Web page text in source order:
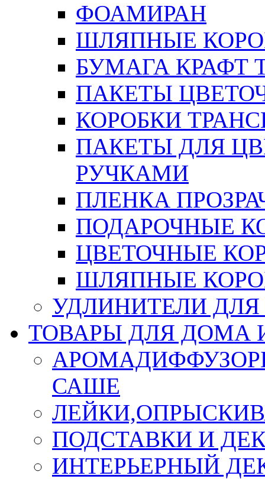
ФОАМИРАН
ШЛЯПНЫЕ
БУМАГА КРАФТ
ПАКЕТЫ
КОРОБКИ
ПАКЕТЫ ДЛЯ
РУЧКАМИ
ПЛЕНКА
ПОДАРОЧНЫЕ
ЦВЕТОЧНЫЕ
ШЛЯПНЫЕ
УДЛИНИТЕЛИ
ТОВАРЫ ДЛЯ ДОМА
САШЕ
ПОДСТАВКИ И
ИНТЕРЬЕРНЫЙ